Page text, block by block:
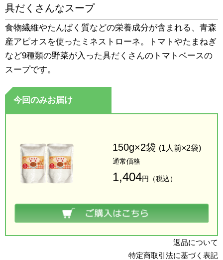
具だくさんなスープ
食物繊維やたんぱく質などの栄養成分が含まれる、青森
産アピオスを使ったミネストローネ。トマトやたまねぎ
など9種類の野菜が入った具だくさんのトマトベースの
スープです。
今回のみお届け
150g×2袋 (1人前×2袋)
通常価格
1,404円（税込）
返品について
特定商取引法に基づく表記